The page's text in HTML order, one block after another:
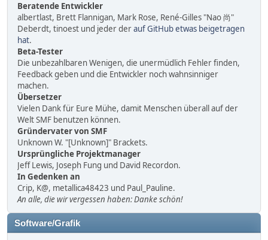
Beratende Entwickler
albertlast, Brett Flannigan, Mark Rose, René-Gilles "Nao 尚"
Deberdt, tinoest und jeder derauf GitHub etwas beigetragen
hat.
Beta-Tester
Die unbezahlbaren Wenigen, die unermüdlich Fehler finden,
Feedback geben und die Entwickler noch wahnsinniger
machen.
Übersetzer
Vielen Dank für Eure Mühe, damit Menschen überall auf der
Welt SMF benutzen können.
Gründervater von SMF
Unknown W. "[Unknown]" Brackets.
Ursprüngliche Projektmanager
Jeff Lewis, Joseph Fung und David Recordon.
In Gedenken an
Crip, K@, metallica48423 und Paul_Pauline.
An alle, die wir vergessen haben: Danke schön!
Software/Grafik